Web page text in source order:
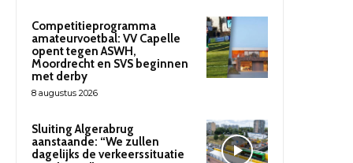
Competitieprogramma
amateurvoetbal: VV Capelle
opent tegen ASWH,
Moordrecht en SVS beginnen
met derby
8 augustus 2026
Sluiting Algerabrug
aanstaande: “We zullen
dagelijks de verkeerssituatie